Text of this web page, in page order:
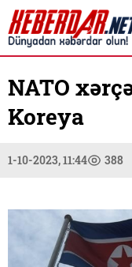
NATO
Koreya
1-10-2023, 11:44 388